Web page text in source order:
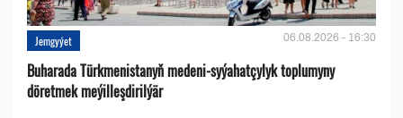
Jemgyýet 06.08.2026 - 16:30
Buharada Türkmenistanyň medeni-syýahatçylyk toplumyny
döretmek meýilleşdirilýär